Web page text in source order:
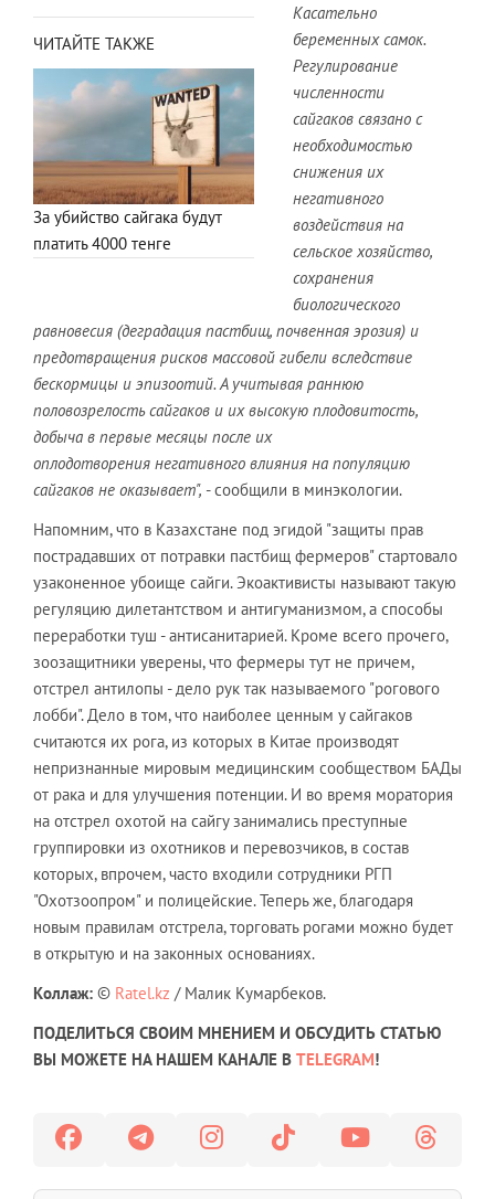
ЧИТАЙТЕ ТАКЖЕ
За убийство сайгака будут
платить 4000 тенге
Касательно
беременных самок.
Регулирование
численности
сайгаков связано с
необходимостью
снижения их
негативного
воздействия на
сельское хозяйство,
сохранения
биологического
равновесия (деградация пастбищ, почвенная эрозия) и
предотвращения рисков массовой гибели вследствие
бескормицы и эпизоотий. А учитывая раннюю
половозрелость сайгаков и их высокую плодовитость,
добыча в первые месяцы после их
оплодотворения негативного влияния на популяцию
сайгаков не оказывает", - сообщили в минэкологии.
Напомним, что в Казахстане под эгидой "защиты прав
пострадавших от потравки пастбищ фермеров" стартовало
узаконенное убоище сайги. Экоактивисты называют такую
регуляцию дилетантством и антигуманизмом, а способы
переработки туш - антисанитарией. Кроме всего прочего,
зоозащитники уверены, что фермеры тут не причем,
отстрел антилопы - дело рук так называемого "рогового
лобби". Дело в том, что наиболее ценным у сайгаков
считаются их рога, из которых в Китае производят
непризнанные мировым медицинским сообществом БАДы
от рака и для улучшения потенции. И во время моратория
на отстрел охотой на сайгу занимались преступные
группировки из охотников и перевозчиков, в состав
которых, впрочем, часто входили сотрудники РГП
"Охотзоопром" и полицейские. Теперь же, благодаря
новым правилам отстрела, торговать рогами можно будет
в открытую и на законных основаниях.
Коллаж: © Ratel.kz / Малик Кумарбеков.
ПОДЕЛИТЬСЯ СВОИМ МНЕНИЕМ И ОБСУДИТЬ СТАТЬЮ
ВЫ МОЖЕТЕ НА НАШЕМ КАНАЛЕ В TELEGRAM!